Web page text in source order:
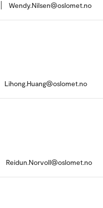
Wendy.Nilsen@oslomet.no
Lihong.Huang@oslomet.no
Reidun.Norvoll@oslomet.no